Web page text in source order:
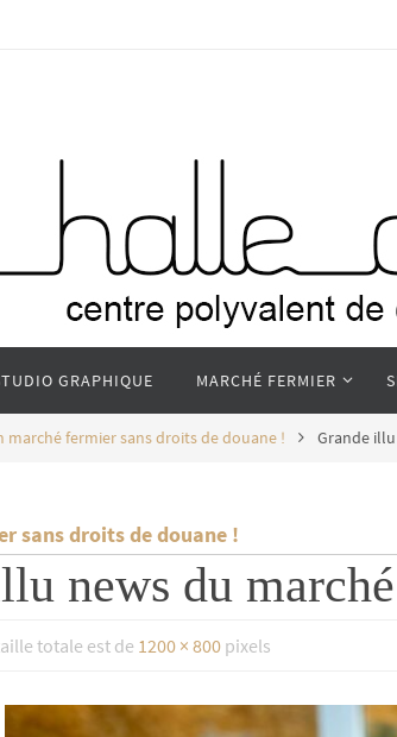
GRAPHIQUE MARCHÉ FERMIER
marché fermier sans droits de douane ! Grande
sans droits de douane !
news du marché
totale est de 1200 × 800pixels